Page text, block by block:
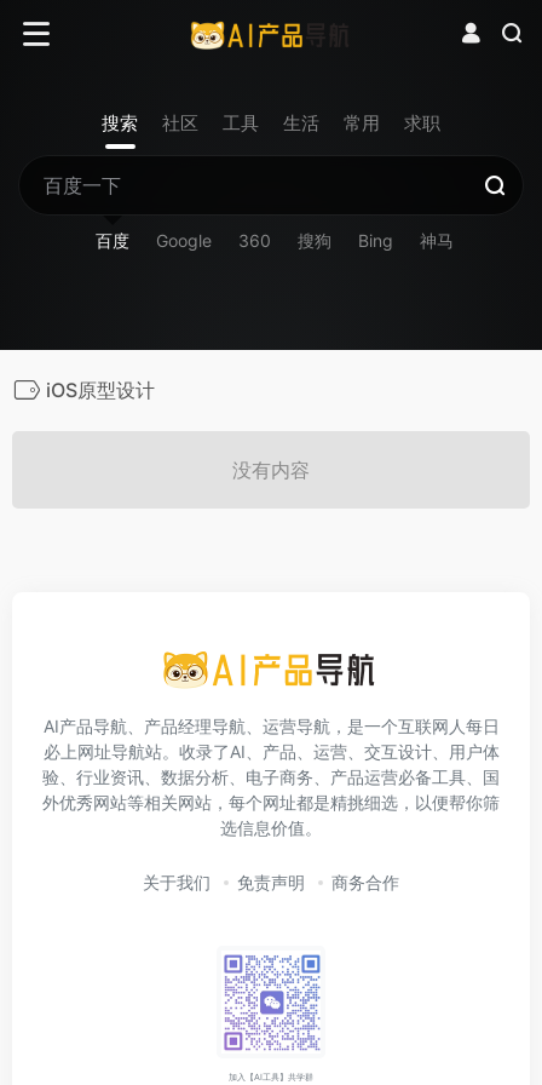
搜索 社区 工具 生活 常用 求职
百度 Google 360 搜狗 Bing 神马
iOS原型设计
没有内容
AI产品导航、产品经理导航、运营导航，是一个互联网人每日
必上网址导航站。收录了AI、产品、运营、交互设计、用户体
验、行业资讯、数据分析、电子商务、产品运营必备工具、国
外优秀网站等相关网站，每个网址都是精挑细选，以便帮你筛
选信息价值。
关于我们 免责声明 商务合作
加入【AI工具】共学群